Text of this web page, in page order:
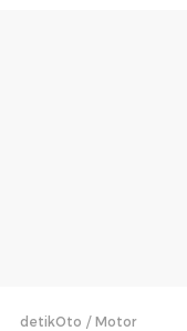
detikOto Motor